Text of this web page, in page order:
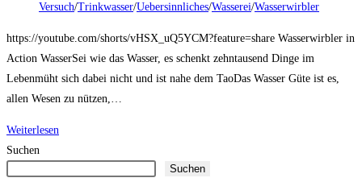
Versuch/Trinkwasser/Uebersinnliches/Wasserei/Wasserwirbler
https://youtube.com/shorts/vHSX_uQ5YCM?feature=share Wasserwirbler in
Action WasserSei wie das Wasser, es schenkt zehntausend Dinge im
Lebenmüht sich dabei nicht und ist nahe dem TaoDas Wasser Güte ist es,
allen Wesen zu nützen,…
Weiterlesen
Suchen
Suchen